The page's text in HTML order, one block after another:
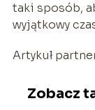
taki sposób,
wyjątkowy
Artykuł
Zobacz